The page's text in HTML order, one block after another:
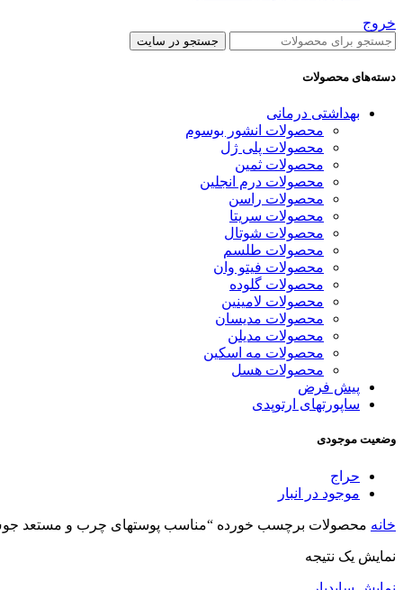
خروج
جستجو در سایت
دسته‌های محصولات
بهداشتی درمانی
محصولات انشور بوسوم
محصولات پلی ژل
محصولات ثمین
محصولات درم انجلین
محصولات راسن
محصولات سریتا
محصولات شوتال
محصولات طلسم
محصولات فیتو وان
محصولات گلوده
محصولات لامینین
محصولات مدیسان
محصولات مدیلن
محصولات مه اسکین
محصولات هسل
پیش فرض
ساپورتهای ارتوپدی
وضعیت موجودی
حراج
موجود در انبار
خانه محصولات برچسب خورده “مناسب پوستهای چرب و مستعد
نمایش یک نتیجه